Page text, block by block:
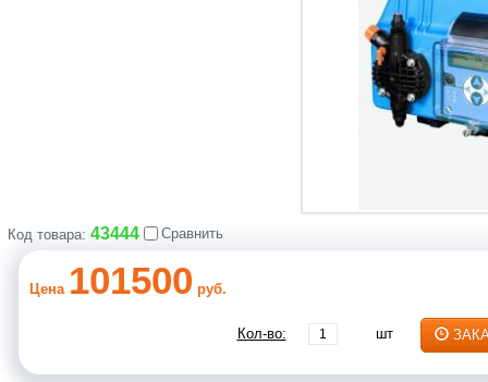
Код товара: 43444 Сравнить
Цена 101500 руб.
Кол-во: шт